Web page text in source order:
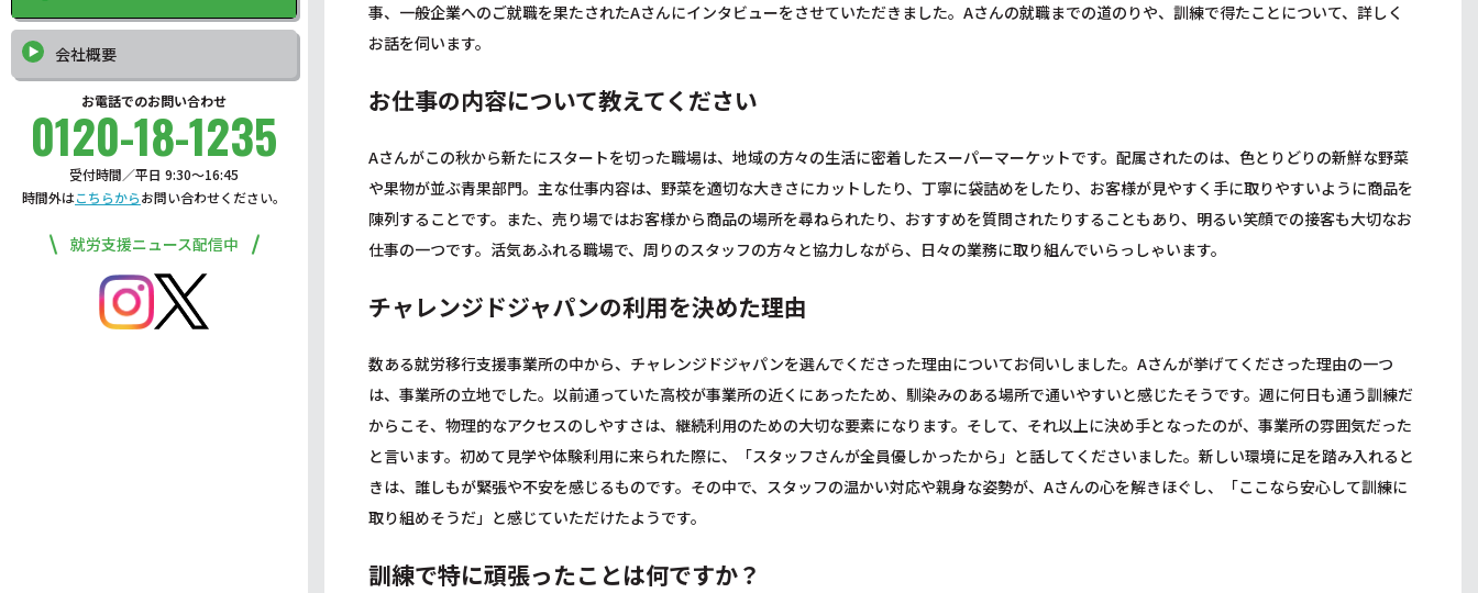
会社概要
お電話でのお問い合わせ
0120-18-1235
受付時間／平日 9:30〜16:45
時間外はこちらからお問い合わせください。
就労支援ニュース配信中
事、一般企業へのご就職を果たされたAさんにインタビューをさせていただきました。Aさんの就職までの道のりや、訓練で得たことについて、詳しく
お話を伺います。
お仕事の内容について教えてください
Aさんがこの秋から新たにスタートを切った職場は、地域の方々の生活に密着したスーパーマーケットです。配属されたのは、色とりどりの新鮮な野菜
や果物が並ぶ青果部門。主な仕事内容は、野菜を適切な大きさにカットしたり、丁寧に袋詰めをしたり、お客様が見やすく手に取りやすいように商品を
陳列することです。また、売り場ではお客様から商品の場所を尋ねられたり、おすすめを質問されたりすることもあり、明るい笑顔での接客も大切なお
仕事の一つです。活気あふれる職場で、周りのスタッフの方々と協力しながら、日々の業務に取り組んでいらっしゃいます。
チャレンジドジャパンの利用を決めた理由
数ある就労移行支援事業所の中から、チャレンジドジャパンを選んでくださった理由についてお伺いしました。Aさんが挙げてくださった理由の一つ
は、事業所の立地でした。以前通っていた高校が事業所の近くにあったため、馴染みのある場所で通いやすいと感じたそうです。週に何日も通う訓練だ
からこそ、物理的なアクセスのしやすさは、継続利用のための大切な要素になります。そして、それ以上に決め手となったのが、事業所の雰囲気だった
と言います。初めて見学や体験利用に来られた際に、「スタッフさんが全員優しかったから」と話してくださいました。新しい環境に足を踏み入れると
きは、誰しもが緊張や不安を感じるものです。その中で、スタッフの温かい対応や親身な姿勢が、Aさんの心を解きほぐし、「ここなら安心して訓練に
取り組めそうだ」と感じていただけたようです。
訓練で特に頑張ったことは何ですか？